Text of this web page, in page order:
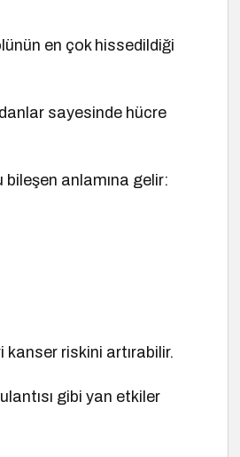
en çok hissedildiği
sayesinde hücre
anlamına gelir:
kanser riskini artırabilir.
gibi yan etkiler